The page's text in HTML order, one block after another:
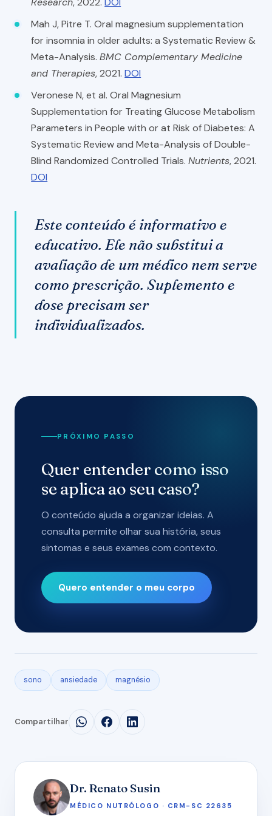
Mah J, Pitre T. Oral magnesium supplementation
for insomnia in older adults: a Systematic Review &
Meta-Analysis.BMC Complementary Medicine
and Therapies, 2021.DOI
Veronese N, et al. Oral Magnesium
Supplementation for Treating Glucose Metabolism
Parameters in People with or at Risk of Diabetes: A
Systematic Review and Meta-Analysis of Double-
Blind Randomized Controlled Trials.Nutrients, 2021.
DOI
Este conteúdo é informativo e
educativo. Ele não substitui a
avaliação de um médico nem serve
como prescrição. Suplemento e
dose precisam ser
individualizados.
PRÓXIMO PASSO
Quer entender como isso
se aplica ao seu caso?
O conteúdo ajuda a organizar ideias. A
consulta permite olhar sua história, seus
sintomas e seus exames com contexto.
Quero entender o meu corpo
sono ansiedade magnésio
Compartilhar
Dr. Renato Susin
MÉDICO NUTRÓLOGO · CRM-SC 22635